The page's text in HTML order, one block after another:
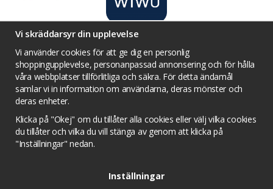
Villkor Kontakta oss
Facebook
Twitter
YouTube
Prisjakt
Integritets sekretesspolicy
Tävlingsvillkor
Om cookies
Cookie inställningar
Vi skräddarsyr din upplevelse
Vi använder cookies för att ge dig en personlig
shoppingupplevelse, personanpassad annonsering och för hålla
våra webbplatser tillförlitliga och säkra. För detta ändamål
samlar vi in information om användarna, deras mönster och
deras enheter.
Klicka på "Okej" om du tillåter alla cookies eller välj vilka cookies
du tillåter och vilka du vill stänga av genom att klicka på
"Inställningar" nedan.
Inställningar